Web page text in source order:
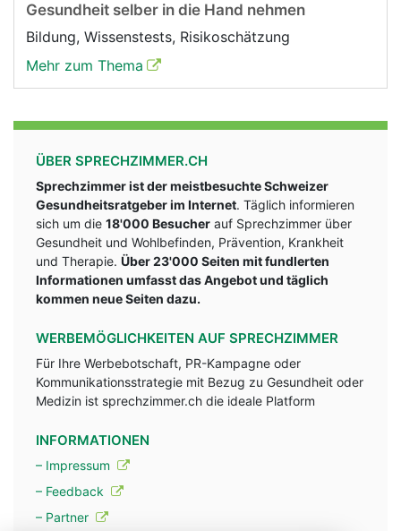
Gesundheit selber in die Hand nehmen
Bildung, Wissenstests, Risikoschätzung
Mehr zum Thema
ÜBER SPRECHZIMMER.CH
Sprechzimmer ist der meistbesuchte Schweizer
Gesundheitsratgeber im Internet. Täglich informieren
sich um die 18'000 Besucher auf Sprechzimmer über
Gesundheit und Wohlbefinden, Prävention, Krankheit
und Therapie. Über 23'000 Seiten mit fundlerten
Informationen umfasst das Angebot und täglich
kommen neue Seiten dazu.
WERBEMÖGLICHKEITEN AUF SPRECHZIMMER
Für Ihre Werbebotschaft, PR-Kampagne oder
Kommunikationsstrategie mit Bezug zu Gesundheit oder
Medizin ist sprechzimmer.ch die ideale Platform
INFORMATIONEN
– Impressum
– Feedback
– Partner